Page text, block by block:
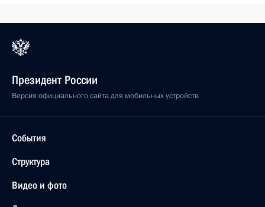
Президент России
Версия официального сайта для мобильных устройств
События
Структура
Видео и фото